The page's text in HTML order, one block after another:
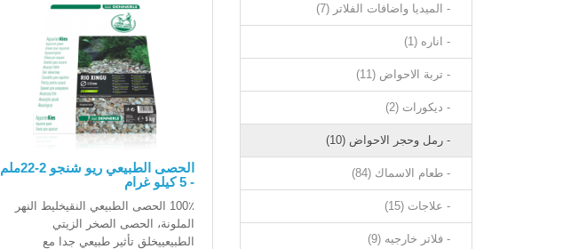
- الميديا واضافات الفلاتر (7)
- اناره (1)
- تربة الاحواض (11)
- ديكورات (2)
- رمل وحجر الاحواض (10)
- طعام الاسماك (84)
- علاجات (15)
- فلاتر خارجيه (9)
الحصى الطبيعي ريو شنجو 2-22ملم
- 5 كيلو غرام
100٪ الحصى الطبيعي النقيخليط النهر
الملونة، الحصى الصخر الزيتي
الطبيعييخلق تأثير طبيعي جدا مع